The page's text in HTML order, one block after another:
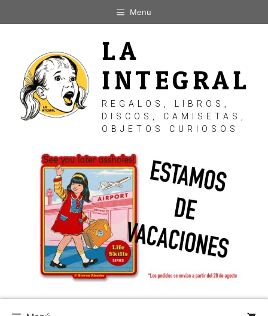
al
Menu
LA
INTEGRAL
REGALOS, LIBROS,
DISCOS, CAMISETAS,
OBJETOS CURIOSOS